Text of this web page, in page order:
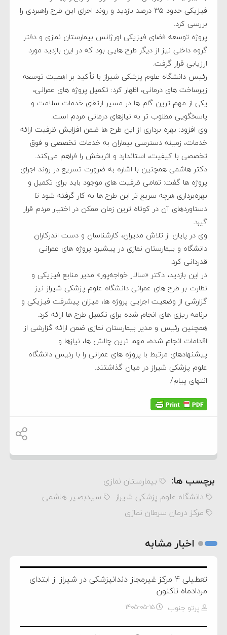
فیزیکی حدود ۳۵ درصد بازدید و روند اجرای این طرح راهبردی را
بررسی کرد.
پروژه توسعه فضای فیزیکی اورژانس بیمارستان نمازی و دفتر
گروه داخلی نیز از دیگر طرح‌ هایی بود که در این بازدید مورد
ارزیابی قرار گرفت.
رئیس دانشگاه علوم پزشکی شیراز با تأکید بر اهمیت توسعه
زیرساخت ‌های درمانی، اظهار کرد: تکمیل پروژه ‌های عمرانی،
یکی از مهم ‌ترین گام ‌ها در مسیر ارتقای خدمات سلامت و
پاسخگویی مطلوب ‌تر به نیازهای درمانی مردم است.
وی افزود: بهره‌ برداری از این طرح‌ ها ضمن افزایش ظرفیت ارائه
خدمات، زمینه دسترسی بیماران به خدمات تخصصی و فوق
‌تخصصی با کیفیت، استاندارد و اثربخش را فراهم می‌کند.
دکتر هاشمی همچنین با اشاره به ضرورت تسریع در روند اجرای
پروژه‌ ها گفت: تمامی ظرفیت‌ های موجود باید برای تکمیل و
بهره‌برداری هرچه سریع ‌تر این طرح ‌ها به کار گرفته شود تا
دستاوردهای آن در کوتاه‌ ترین زمان ممکن در اختیار مردم قرار
گیرد.
وی در پایان از تلاش مدیران، کارشناسان و دست ‌اندرکاران
دانشگاه و بیمارستان نمازی در پیشبرد پروژه ‌های عمرانی
قدردانی کرد.
در این بازدید، دکتر «سالار خواجه‌پور» مدیر منابع فیزیکی و
نظارت بر طرح ‌های عمرانی دانشگاه علوم پزشکی شیراز نیز
گزارشی از وضعیت اجرایی پروژه‌ ها، میزان پیشرفت فیزیکی و
برنامه ‌ریزی‌ های انجام‌ شده برای تکمیل طرح‌ ها ارائه کرد.
همچنین رئیس و مدیر بیمارستان نمازی ضمن ارائه گزارشی از
اقدامات انجام ‌شده، مهم ‌ترین چالش ‌ها، نیازها و
پیشنهادهای مرتبط با پروژه ‌های عمرانی را با رئیس دانشگاه
علوم پزشکی شیراز در میان گذاشتند.
انتهای پیام/
برچسب ها:
بیمارستان نمازی
دانشگاه علوم پزشکی شیراز
سیدبصیر هاشمی
مرکز درمان سرطان نمازی
اخبار مشابه
تعطیلی ۴ مرکز غیرمجاز دندانپزشکی در شیراز از ابتدای
مردادماه تاکنون
پرتو جنوب ۱۴۰۵-۰۵-۱۵